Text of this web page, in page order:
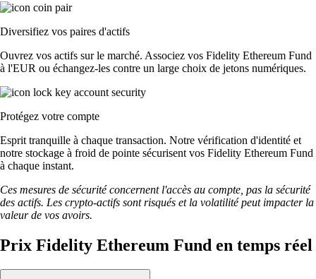
Diversifiez vos paires d'actifs
Ouvrez vos actifs sur le marché. Associez vos Fidelity Ethereum Fund
à l'EUR ou échangez-les contre un large choix de jetons numériques.
Protégez votre compte
Esprit tranquille à chaque transaction. Notre vérification d'identité et
notre stockage à froid de pointe sécurisent vos Fidelity Ethereum Fund
à chaque instant.
Ces mesures de sécurité concernent l'accès au compte, pas la sécurité
des actifs. Les crypto-actifs sont risqués et la volatilité peut impacter la
valeur de vos avoirs.
Prix Fidelity Ethereum Fund en temps réel